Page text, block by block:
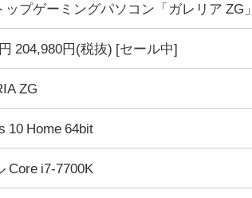
ップゲーミングパソコン「ガレリア ZG」
204,980円 (税抜) [セール中]
ZG
10 Home 64bit
Core i7-7700K